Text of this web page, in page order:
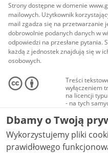
Strony dostępne w domenie
mailowych. Użytkownik
mail zgadza się na przetwarzanie
dobrowolnie podanych danych w
odpowiedzi na przesłane pytania.
każdą z jednostek znajdują się w
osobowych.
Treści
wyłączeniem
na licencji
- na tych
Materiały
audio i wideo,
Creative
niekomercyjne
NC-ND 4.0), o
Dbamy o Twoją
Wykorzystujemy pliki
prawidłowego